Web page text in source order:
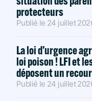
protecteurs
Publié le 24 juillet
La loi d’urgence
loi poison ! LFI et
déposent un
Publié le 24 juillet